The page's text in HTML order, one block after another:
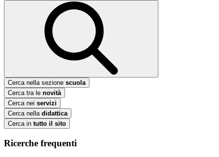
Cerca nella sezione scuola
Cerca tra le novità
Cerca nei servizi
Cerca nella didattica
Cerca in tutto il sito
Ricerche frequenti